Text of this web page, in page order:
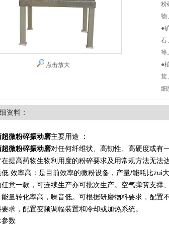
点击放大
粉
物
●
石
等。
●
茸
细
资料：
超微粉碎振动磨主要用途 ：
超微粉碎振动磨对任何纤维状、高韧性、高硬度或有
提高药物生物利用度的粉碎要求及用常规方法无法
低.效率高：是目前效率的微粉设备，产量/能耗比zui
任意一款，可连续生产亦可批次生产。空气弹簧支撑
能量转化率高，噪音低。可根据研磨物料要求，配置
求，配置变频调幅装置和冷却或加热系统。
数